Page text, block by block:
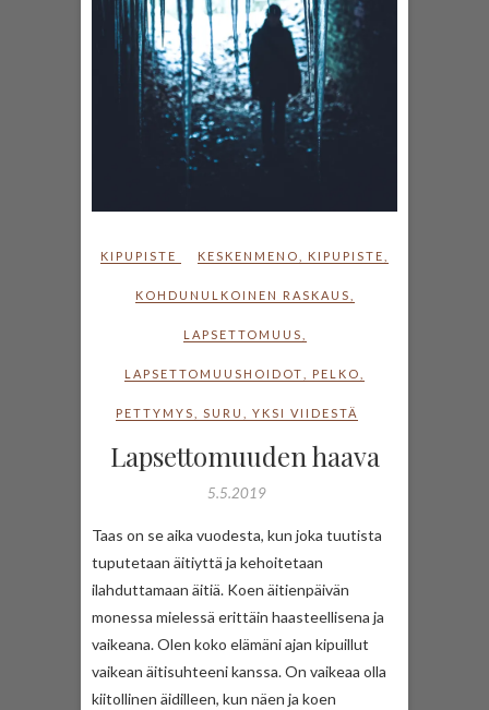
KIPUPISTE KESKENMENO KIPUPISTE
KOHDUNULKOINEN RASKAUS
LAPSETTOMUUS
LAPSETTOMUUSHOIDOT PELKO
PETTYMYS SURU YKSI VIIDESTÄ
Lapsettomuuden haava
5.5.2019
Taas on se aika vuodesta, kun joka tuutista
tuputetaan äitiyttä ja kehoitetaan
ilahduttamaan äitiä. Koen äitienpäivän
monessa mielessä erittäin haasteellisena ja
vaikeana. Olen koko elämäni ajan kipuillut
vaikean äitisuhteeni kanssa. On vaikeaa olla
kiitollinen äidilleen, kun näen ja koen